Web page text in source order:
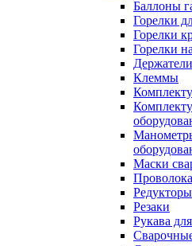
Баллоны
Горелки
Горелки
Горелки
Клеммы
Маски
Редукторы
Резаки
Рукава